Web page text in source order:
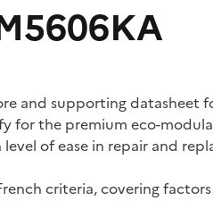
and supporting
the premium eco-
of ease in repair and
criteria, covering